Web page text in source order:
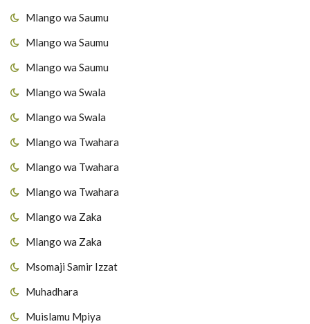
Mlango wa Saumu
Mlango wa Saumu
Mlango wa Saumu
Mlango wa Swala
Mlango wa Swala
Mlango wa Twahara
Mlango wa Twahara
Mlango wa Twahara
Mlango wa Zaka
Mlango wa Zaka
Msomaji Samir Izzat
Muhadhara
Muislamu Mpiya